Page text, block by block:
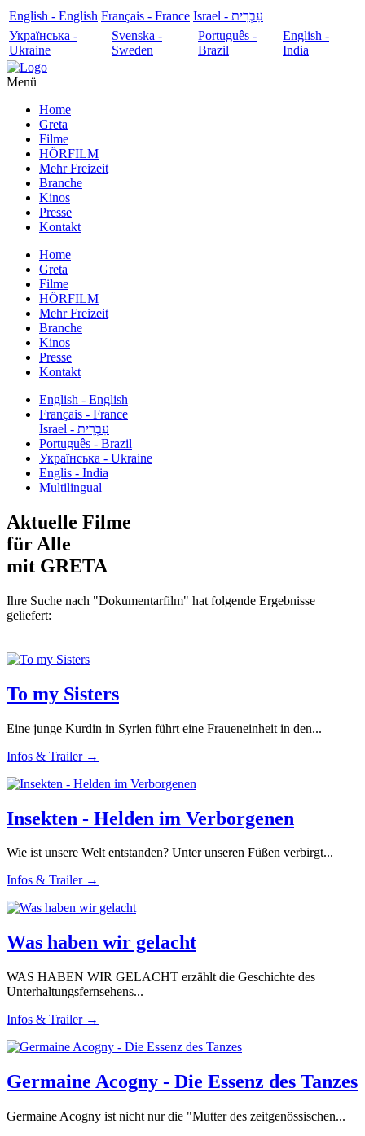
English - English Français - France
עִבְרִית - Israel
Українська -
Ukraine
Svenska -
Sweden
Português -
Brazil
English -
India
Menü
Home
Greta
Filme
HÖRFILM
Mehr Freizeit
Branche
Kinos
Presse
Kontakt
Home
Greta
Filme
HÖRFILM
Mehr Freizeit
Branche
Kinos
Presse
Kontakt
English - English
Français - France
עִבְרִית - Israel
Português - Brazil
Українська - Ukraine
Englis - India
Multilingual
Aktuelle Filme
für Alle
mit GRETA
Ihre Suche nach "Dokumentarfilm" hat folgende Ergebnisse
geliefert:
To my Sisters
Eine junge Kurdin in Syrien führt eine Fraueneinheit in den...
Infos & Trailer →
Insekten - Helden im Verborgenen
Wie ist unsere Welt entstanden? Unter unseren Füßen verbirgt...
Infos & Trailer →
Was haben wir gelacht
WAS HABEN WIR GELACHT erzählt die Geschichte des
Unterhaltungsfernsehens...
Infos & Trailer →
Germaine Acogny - Die Essenz des Tanzes
Germaine Acogny ist nicht nur die "Mutter des zeitgenössischen...